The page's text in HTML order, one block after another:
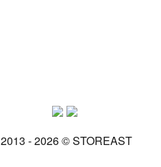
2013 - 2026 © STOREAST